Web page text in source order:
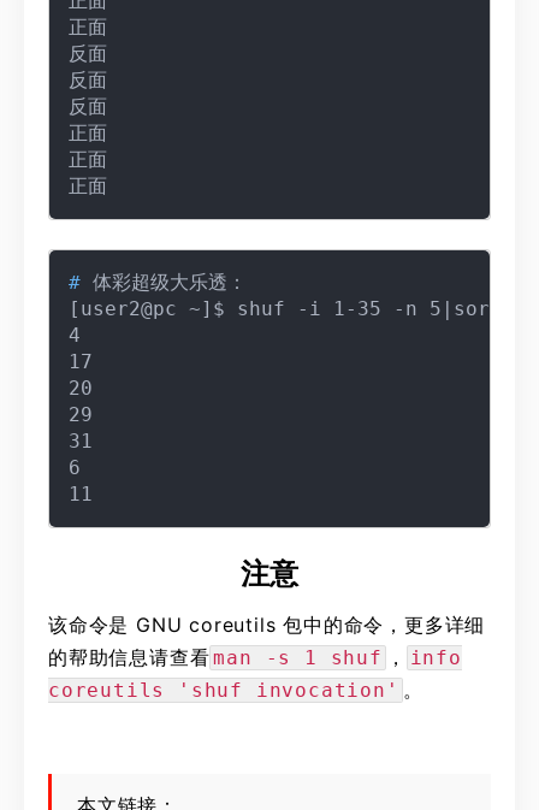
正面
反面
反面
反面
正面
正面
# 体彩超级大乐透：
[user2@pc ~]$ shuf -i 1-35 -n 5|sort
4
17
20
29
31
6
注意
该命令是 GNU coreutils 包中的命令，更多详细
的帮助信息请查看man -s 1 shuf ，
info
coreutils 'shuf invocation' 。
本文链接：